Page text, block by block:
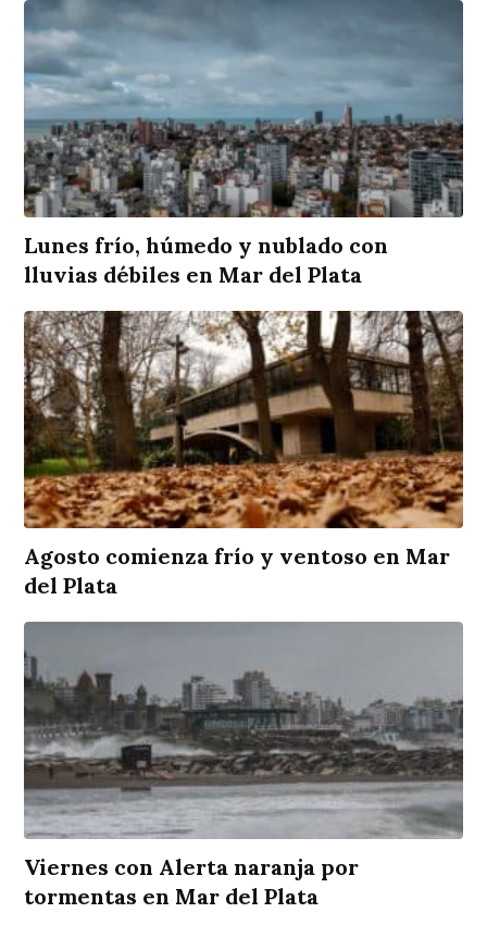
Lunes frío, húmedo y nublado con
lluvias débiles en Mar del Plata
Agosto comienza frío y ventoso en Mar
del Plata
Viernes con Alerta naranja por
tormentas en Mar del Plata